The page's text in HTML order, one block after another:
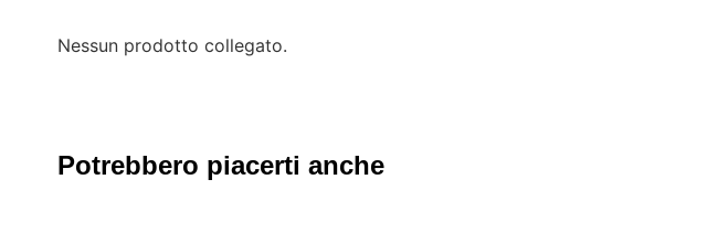
Nessun prodotto collegato.
Potrebbero piacerti anche